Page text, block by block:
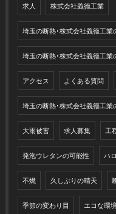
求人 株式会社義德工業
埼玉の断熱･株式会社義德工業
埼玉の断熱･株式会社義德工業
アクセス よくある質問
埼玉の断熱･株式会社義德工業
大雨被害 求人募集 工
発泡ウレタンの可能性 ハ
不燃 久しぶりの晴天
季節の変わり目 エコな環境